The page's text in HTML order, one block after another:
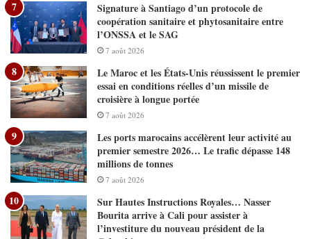
Signature à Santiago d’un protocole de
coopération sanitaire et phytosanitaire entre
l’ONSSA et le SAG
7 août 2026
Le Maroc et les États-Unis réussissent le premier
essai en conditions réelles d’un missile de
croisière à longue portée
7 août 2026
Les ports marocains accélèrent leur activité au
premier semestre 2026… Le trafic dépasse 148
millions de tonnes
7 août 2026
Sur Hautes Instructions Royales… Nasser
Bourita arrive à Cali pour assister à
l’investiture du nouveau président de la